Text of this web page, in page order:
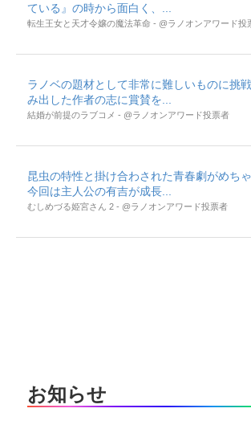
ている』の時から面白く、...
転生王女と天才令嬢の魔法革命 - @ラノオンアワード投
ラノベの題材として非常に難しいものに挑
み出した作者の志に賞賛を...
結婚が前提のラブコメ - @ラノオンアワード投票者
昆虫の特性と掛け合わされた青春劇がめちゃ
今回は主人公の有吉が成長...
むしめづる姫宮さん 2 - @ラノオンアワード投票者
お知らせ